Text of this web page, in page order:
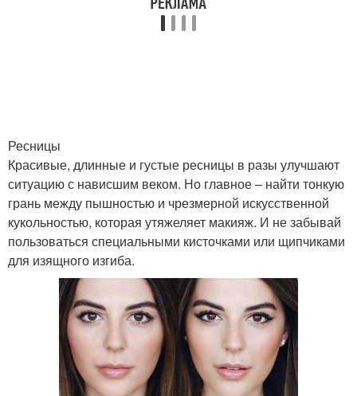
Ресницы
Красивые, длинные и густые ресницы в разы улучшают
ситуацию с нависшим веком. Но главное – найти тонкую
грань между пышностью и чрезмерной искусственной
кукольностью, которая утяжеляет макияж. И не забывай
пользоваться специальными кисточками или щипчиками
для изящного изгиба.